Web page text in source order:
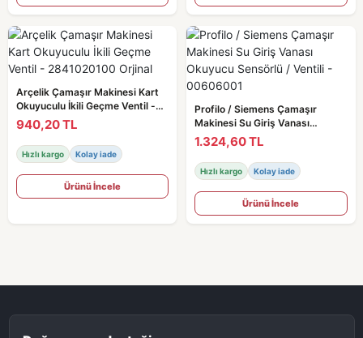
Arçelik Çamaşır Makinesi Kart
Okuyuculu İkili Geçme Ventil -
2841020100 Orjinal
940,20 TL
Hızlı kargo Kolay iade
Ürünü İncele
Profilo / Siemens Çamaşır
Makinesi Su Giriş Vanası
Okuyucu Sensörlü / Ventili -
00606001
1.324,60 TL
Hızlı kargo Kolay iade
Ürünü İncele